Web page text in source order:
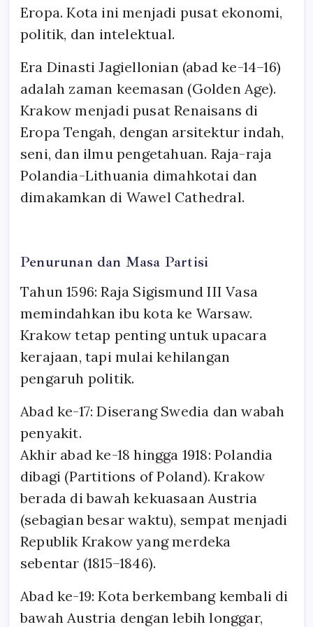
Eropa. Kota ini menjadi pusat ekonomi,
politik, dan intelektual.
Era Dinasti Jagiellonian (abad ke-14–16)
adalah zaman keemasan (Golden Age).
Krakow menjadi pusat Renaisans di
Eropa Tengah, dengan arsitektur indah,
seni, dan ilmu pengetahuan. Raja-raja
Polandia-Lithuania dimahkotai dan
dimakamkan di Wawel Cathedral.
Penurunan dan Masa Partisi
Tahun 1596: Raja Sigismund III Vasa
memindahkan ibu kota ke Warsaw.
Krakow tetap penting untuk upacara
kerajaan, tapi mulai kehilangan
pengaruh politik.
Abad ke-17: Diserang Swedia dan wabah
penyakit.
Akhir abad ke-18 hingga 1918: Polandia
dibagi (Partitions of Poland). Krakow
berada di bawah kekuasaan Austria
(sebagian besar waktu), sempat menjadi
Republik Krakow yang merdeka
sebentar (1815–1846).
Abad ke-19: Kota berkembang kembali di
bawah Austria dengan lebih longgar,